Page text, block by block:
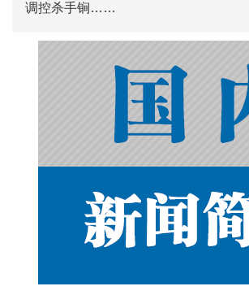
调控杀手锏……